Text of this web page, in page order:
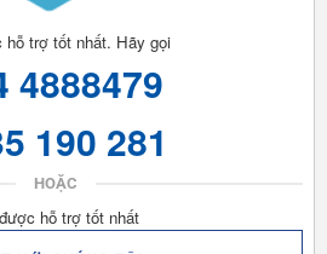
trợ tốt nhất. Hãy gọi
4888479
190 281
HOẶC
hỗ trợ tốt nhất